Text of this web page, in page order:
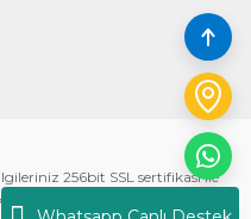
256bit SSL sertifikası ile